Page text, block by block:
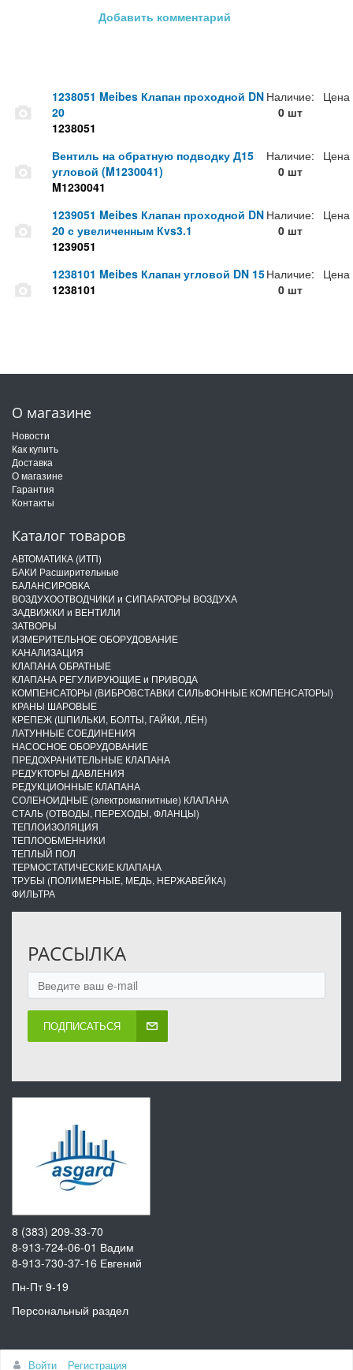
Добавить комментарий
1238051 Meibes Клапан проходной DN
20
1238051
Наличие:
0 шт
Цена
Вентиль на обратную подводку Д15
угловой (M1230041)
M1230041
Наличие:
0 шт
Цена
1239051 Meibes Клапан проходной DN
20 с увеличенным Кvs3.1
1239051
Наличие:
0 шт
Цена
1238101 Meibes Клапан угловой DN 15
1238101
Наличие:
0 шт
Цена
О магазине
Новости
Как купить
Доставка
О магазине
Гарантия
Контакты
Каталог товаров
АВТОМАТИКА (ИТП)
БАКИ Расширительные
БАЛАНСИРОВКА
ВОЗДУХООТВОДЧИКИ и СИПАРАТОРЫ ВОЗДУХА
ЗАДВИЖКИ и ВЕНТИЛИ
ЗАТВОРЫ
ИЗМЕРИТЕЛЬНОЕ ОБОРУДОВАНИЕ
КАНАЛИЗАЦИЯ
КЛАПАНА ОБРАТНЫЕ
КЛАПАНА РЕГУЛИРУЮЩИЕ и ПРИВОДА
КОМПЕНСАТОРЫ (ВИБРОВСТАВКИ СИЛЬФОННЫЕ КОМПЕНСАТОРЫ)
КРАНЫ ШАРОВЫЕ
КРЕПЕЖ (ШПИЛЬКИ, БОЛТЫ, ГАЙКИ, ЛЁН)
ЛАТУННЫЕ СОЕДИНЕНИЯ
НАСОСНОЕ ОБОРУДОВАНИЕ
ПРЕДОХРАНИТЕЛЬНЫЕ КЛАПАНА
РЕДУКТОРЫ ДАВЛЕНИЯ
РЕДУКЦИОННЫЕ КЛАПАНА
СОЛЕНОИДНЫЕ (электромагнитные) КЛАПАНА
СТАЛЬ (ОТВОДЫ, ПЕРЕХОДЫ, ФЛАНЦЫ)
ТЕПЛОИЗОЛЯЦИЯ
ТЕПЛООБМЕННИКИ
ТЕПЛЫЙ ПОЛ
ТЕРМОСТАТИЧЕСКИЕ КЛАПАНА
ТРУБЫ (ПОЛИМЕРНЫЕ, МЕДЬ, НЕРЖАВЕЙКА)
ФИЛЬТРА
РАССЫЛКА
ПОДПИСАТЬСЯ
8 (383) 209-33-70
8-913-724-06-01 Вадим
8-913-730-37-16 Евгений
Пн-Пт 9-19
Персональный раздел
Наверх
Войти Регистрация